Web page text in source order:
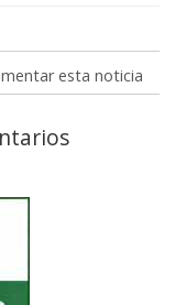
esta noticia